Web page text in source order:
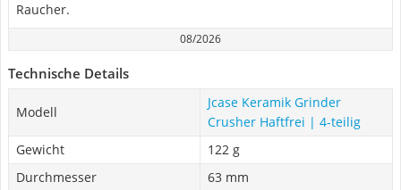
Raucher.
08/2026
Technische Details
Modell
Jcase Keramik Grinder
Crusher Haftfrei | 4-teilig
Gewicht
122 g
Durchmesser
63 mm